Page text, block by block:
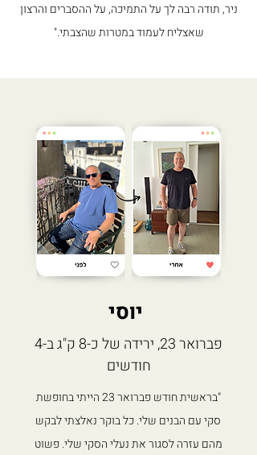
ניר, תודה רבה לך על התמיכה, על ההסברים והרצון
שאצליח לעמוד במטרות שהצבתי."
יוסי
פברואר 23, ירידה של כ-8 ק"ג ב-4
חודשים
"בראשית חודש פברואר 23 הייתי בחופשת
סקי עם הבנים שלי. כל בוקר נאלצתי לבקש
מהם עזרה לסגור את נעלי הסקי שלי. פשוט